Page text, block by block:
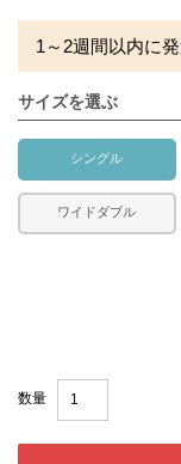
1～2週間以内に
サイズを選ぶ
シングル
ワイドダブル